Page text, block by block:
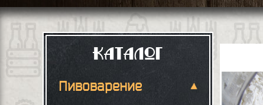
Каталог
Пивоварение